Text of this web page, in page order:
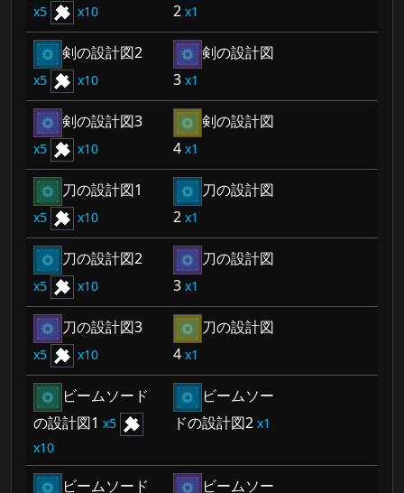
5 10
2
1
剣の設計図2
5 10
剣の設計図
3
1
剣の設計図3
5 10
剣の設計図
4
1
刀の設計図1
5 10
刀の設計図
2
1
刀の設計図2
5 10
刀の設計図
3
1
刀の設計図3
5 10
刀の設計図
4
1
ビームソード
の設計図1
5
10
ビームソー
ドの設計図2
1
ビームソード
ビームソー